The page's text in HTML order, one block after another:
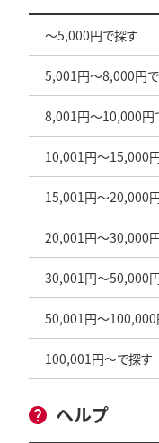
～5,000円で探す
5,001円～8,000円
8,001円～10,000円
10,001円～15,000
15,001円～20,000
20,001円～30,000
30,001円～50,000
50,001円～100,000
100,001円～で探す
ヘルプ